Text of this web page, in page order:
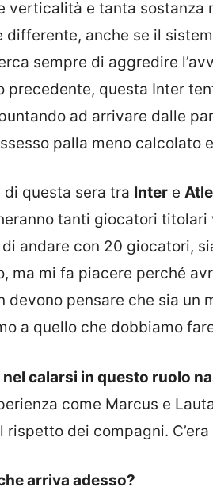
verticalità e tanta sostanza
differente, anche se il
sempre di aggredire
precedente, questa Inter
ad arrivare dalle
palla meno calcolato
di questa sera tra Inter e
tanti giocatori
andare con 20 giocatori,
ma mi fa piacere perché
devono pensare che sia
a quello che dobbiamo
calarsi in questo ruolo
come Marcus e
dei compagni.
arriva adesso?